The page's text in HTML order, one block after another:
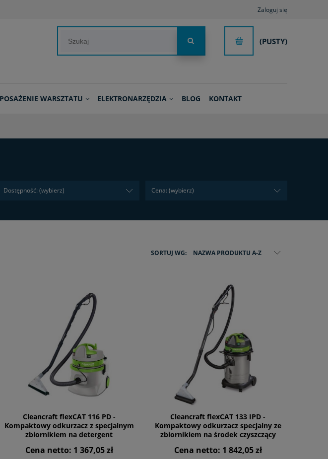
Zaloguj się
(PUSTY)
WARSZTATU ELEKTRONARZĘDZIA BLOG KONTAKT
Dostępność: (wybierz) Cena: (wybierz)
SORTUJ WG: NAZWA PRODUKTU A-Z
Cleancraft flexCAT 116 PD -
Kompaktowy odkurzacz z specjalnym
zbiornikiem na detergent
Cena netto: 1 367,05 zł
Cleancraft flexCAT 133 IPD -
Kompaktowy odkurzacz specjalny ze
zbiornikiem na środek czyszczący
Cena netto: 1 842,05 zł